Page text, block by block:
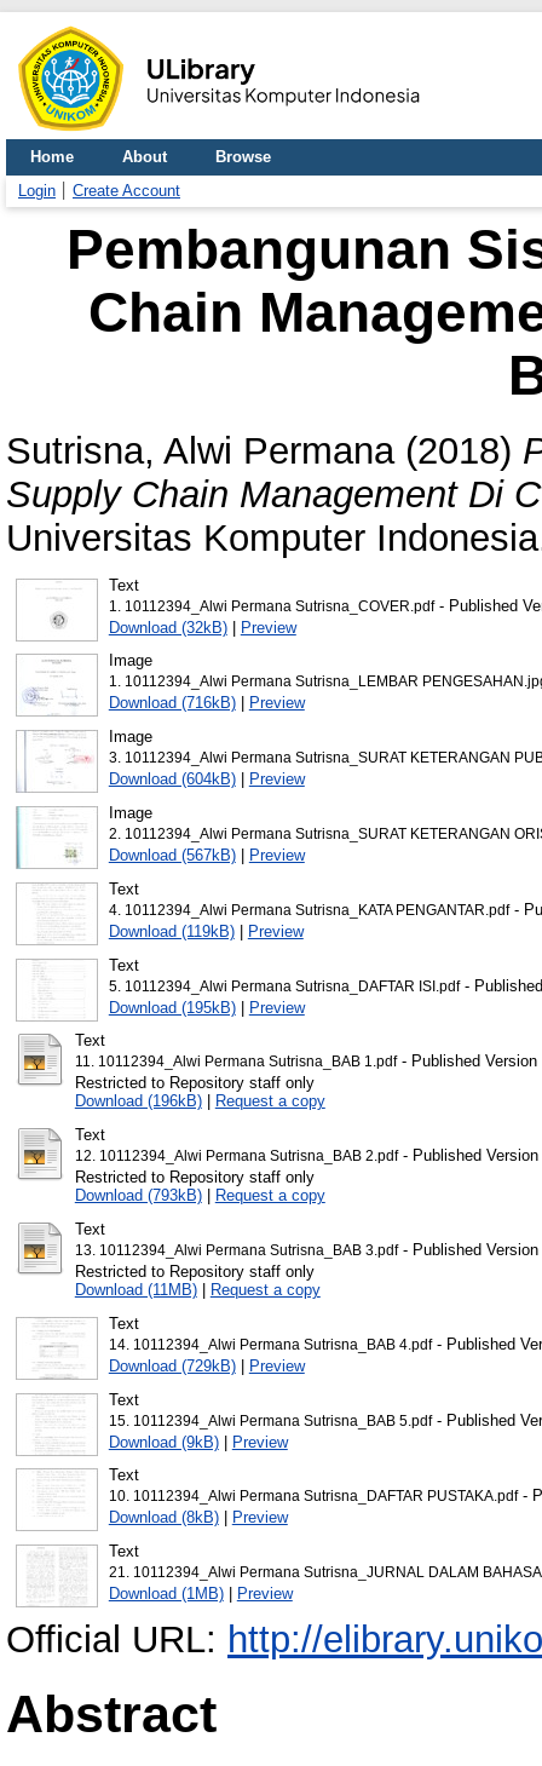
Home About
Browse
Login
Create Account
Pembangunan
Chain
Sutrisna, Alwi Permana(2018)
Supply Chain Management Di
Universitas Komputer
Text
1. 10112394_Alwi Permana Sutrisna_COVER.pdf- Published
Download (32kB)| Preview
Image
1. 10112394_Alwi Permana Sutrisna_LEMBAR
Download (716kB)|
Preview
Image
3. 10112394_Alwi Permana Sutrisna_SURAT KETERANGAN
Download (604kB)|
Preview
Image
2. 10112394_Alwi Permana Sutrisna_SURAT KETERANGAN
Download (567kB)|
Preview
Text
4. 10112394_Alwi Permana Sutrisna_KATA PENGANTAR.pdf-
Download (119kB)|
Preview
Text
5. 10112394_Alwi Permana Sutrisna_DAFTAR ISI.pdf-
Download (195kB)| Preview
Text
11. 10112394_Alwi Permana Sutrisna_BAB 1.pdf- Published Version
Restricted to Repository staff only
Download (196kB)|
Request a copy
Text
12. 10112394_Alwi Permana Sutrisna_BAB 2.pdf- Published Version
Restricted to Repository staff only
Download (793kB)|
Request a copy
Text
13. 10112394_Alwi Permana Sutrisna_BAB 3.pdf- Published Version
Restricted to Repository staff only
Download (11MB)|
Request a copy
Text
14. 10112394_Alwi Permana Sutrisna_BAB 4.pdf- Published
Download (729kB)|
Preview
Text
15. 10112394_Alwi Permana Sutrisna_BAB 5.pdf- Published
Download (9kB)| Preview
Text
10. 10112394_Alwi Permana Sutrisna_DAFTAR PUSTAKA.pdf-
Download (8kB)|
Preview
Text
21. 10112394_Alwi Permana Sutrisna_JURNAL DALAM
Download (1MB)| Preview
Official URL: http://
Abstract